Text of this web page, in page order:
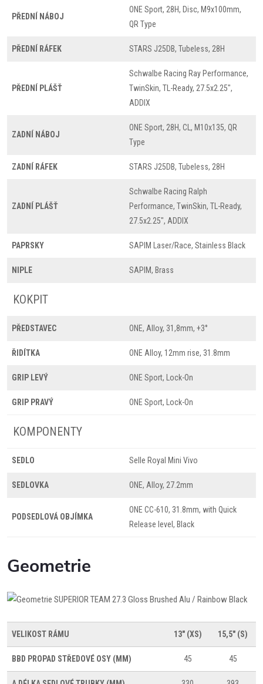
PŘEDNÍ NÁBOJ
ONE Sport, 28H, Disc, M9x100mm,
QR Type
PŘEDNÍ RÁFEK STARS J25DB, Tubeless, 28H
PŘEDNÍ PLÁŠŤ
Schwalbe Racing Ray Performance,
TwinSkin, TL-Ready, 27.5x2.25",
ADDIX
ZADNÍ NÁBOJ
ONE Sport, 28H, CL, M10x135, QR
Type
ZADNÍ RÁFEK STARS J25DB, Tubeless, 28H
ZADNÍ PLÁŠŤ
Schwalbe Racing Ralph
Performance, TwinSkin, TL-Ready,
27.5x2.25", ADDIX
PAPRSKY SAPIM Laser/Race, Stainless Black
NIPLE SAPIM, Brass
KOKPIT
PŘEDSTAVEC ONE, Alloy, 31,8mm, +3°
ŘIDÍTKA ONE Alloy, 12mm rise, 31.8mm
GRIP LEVÝ ONE Sport, Lock-On
GRIP PRAVÝ ONE Sport, Lock-On
KOMPONENTY
SEDLO Selle Royal Mini Vivo
SEDLOVKA ONE, Alloy, 27.2mm
PODSEDLOVÁ OBJÍMKA
ONE CC-610, 31.8mm, with Quick
Release level, Black
Geometrie
VELIKOST RÁMU 13" (XS) 15,5" (S)
BBD PROPAD STŘEDOVÉ OSY (MM) 45 45